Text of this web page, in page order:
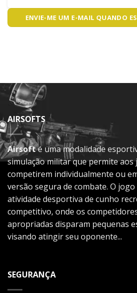
ENVIE-ME UM E-MAIL QUANDO
AIRSOFTS
Airsofté uma modalidade
simulação militar que permite aos
competirem individualmente ou
versão segura de combate. O
atividade desportiva de cunho
competitivo, onde os
apropriadas disparam pequenas
visando atingir seu oponente...
SEGURANÇA